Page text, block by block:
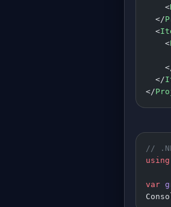
    <
  </
  <
    <
  </
</
//
using
var